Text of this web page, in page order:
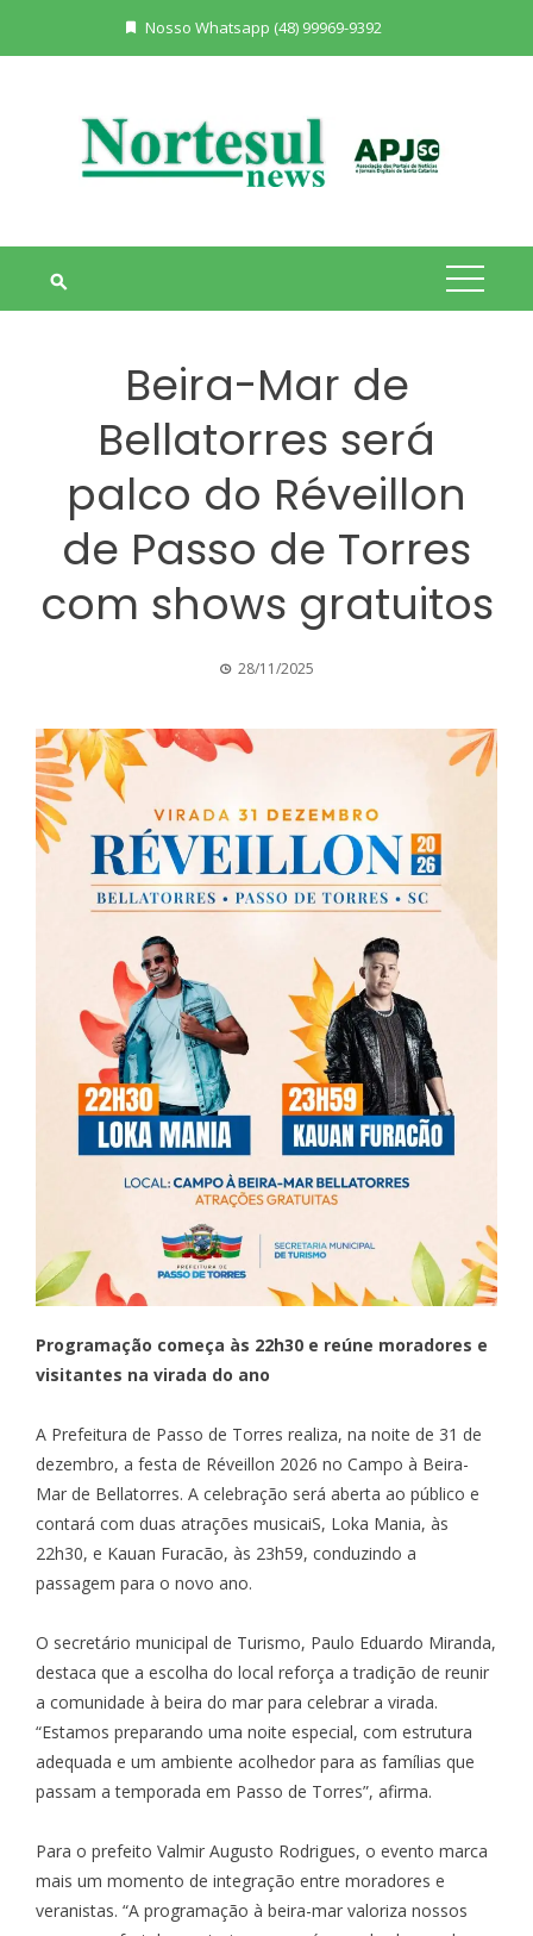
Nosso Whatsapp (48) 99969-9392
Beira-Mar de
Bellatorres será
palco do Réveillon
de Passo de Torres
com shows gratuitos
28/11/2025
Programação começa às 22h30 e reúne moradores e
visitantes na virada do ano
A Prefeitura de Passo de Torres realiza, na noite de 31 de
dezembro, a festa de Réveillon 2026 no Campo à Beira-
Mar de Bellatorres. A celebração será aberta ao público e
contará com duas atrações musicaiS, Loka Mania, às
22h30, e Kauan Furacão, às 23h59, conduzindo a
passagem para o novo ano.
O secretário municipal de Turismo, Paulo Eduardo Miranda,
destaca que a escolha do local reforça a tradição de reunir
a comunidade à beira do mar para celebrar a virada.
“Estamos preparando uma noite especial, com estrutura
adequada e um ambiente acolhedor para as famílias que
passam a temporada em Passo de Torres”, afirma.
Para o prefeito Valmir Augusto Rodrigues, o evento marca
mais um momento de integração entre moradores e
veranistas. “A programação à beira-mar valoriza nossos